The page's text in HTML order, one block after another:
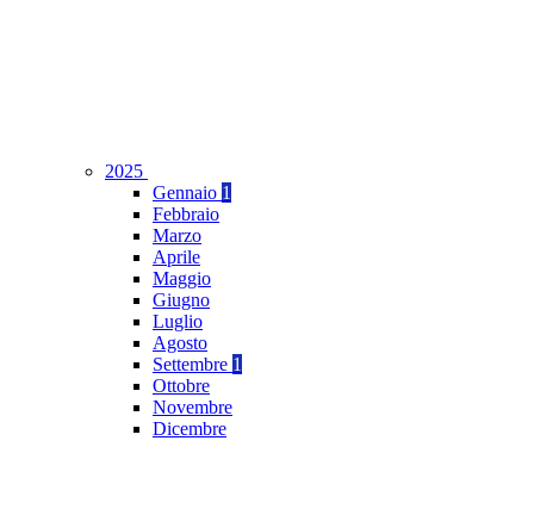
2025
Gennaio 1
Febbraio
Marzo
Aprile
Maggio
Giugno
Luglio
Agosto
Settembre 1
Ottobre
Novembre
Dicembre